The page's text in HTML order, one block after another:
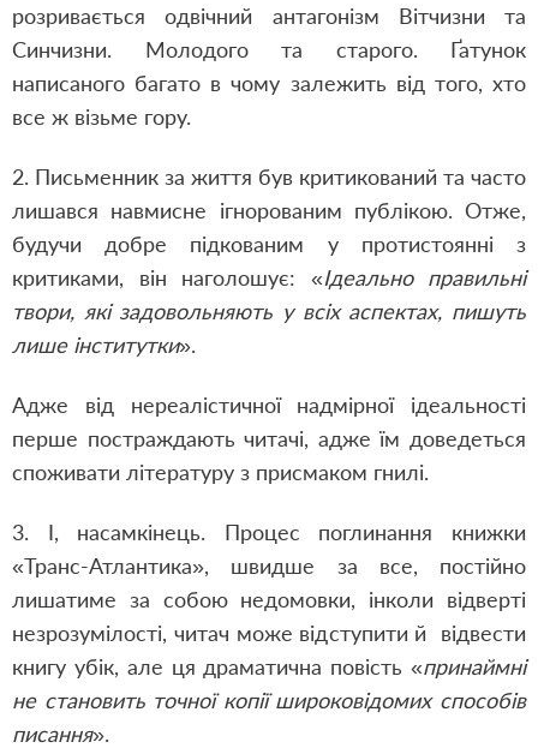
розривається одвічний антагонізм Вітчизни та
Синчизни. Молодого та старого. Ґатунок
написаного багато в чому залежить від того, хто
все ж візьме гору.
2. Письменник за життя був критикований та часто
лишався навмисне ігнорованим публікою. Отже,
будучи добре підкованим у протистоянні з
критиками, він наголошує: «Ідеально правильні
твори, які задовольняють у всіх аспектах, пишуть
лише інститутки».
Адже від нереалістичної надмірної ідеальності
перше постраждають читачі, адже їм доведеться
споживати літературу з присмаком гнилі.
3. І, насамкінець. Процес поглинання книжки
«Транс-Атлантика», швидше за все, постійно
лишатиме за собою недомовки, інколи відверті
незрозумілості, читач може відступити й відвести
книгу убік, але ця драматична повість «принаймні
не становить точної копії широковідомих способів
писання».